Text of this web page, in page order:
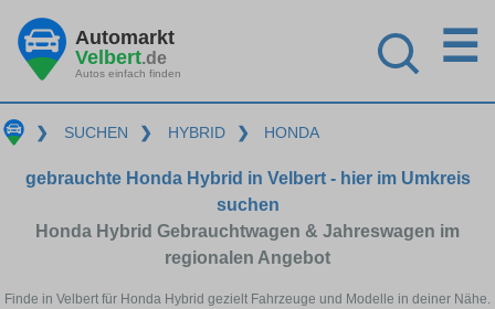
Automarkt
Velbert.de
Autos einfach finden
☰
❯ SUCHEN ❯ HYBRID ❯ HONDA
gebrauchte Honda Hybrid in Velbert - hier im Umkreis
suchen
Honda Hybrid Gebrauchtwagen & Jahreswagen im
regionalen Angebot
Finde in Velbert für Honda Hybrid gezielt Fahrzeuge und Modelle in deiner Nähe.